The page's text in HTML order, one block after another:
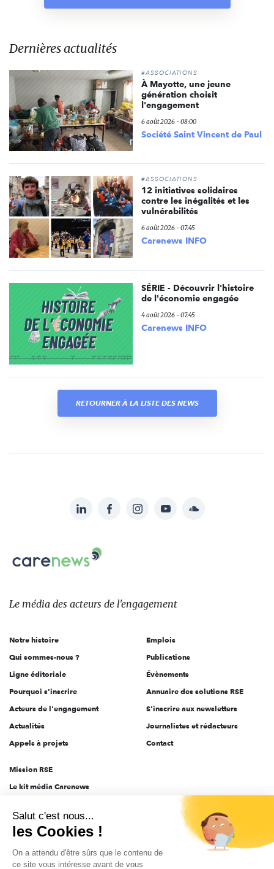
Dernières actualités
#ASSOCIATIONS
À Mayotte, une jeune
génération choisit
l'engagement
6 août 2026 - 08:00
Société Saint Vincent de Paul
#ASSOCIATIONS
12 initiatives solidaires
contre les inégalités et les
vulnérabilités
6 août 2026 - 07:45
Carenews INFO
SÉRIE - Découvrir l'histoire
de l'économie engagée
4 août 2026 - 07:45
Carenews INFO
RETOURNER À LA LISTE DES NEWS
sur:
LinkedInFacebookInstagramYouTubeSoundcloud
Carenews,
Le
des
l'engagement
Le média des acteurs de l'engagement
Notre histoire
Qui sommes-nous ?
Ligne éditoriale
Pourquoi s'inscrire
Acteurs de l'engagement
Actualités
Appels à projets
Emplois
Publications
Évènements
Annuaire des solutions RSE
S'inscrire aux newsletters
Journalistes et rédacteurs
Contact
Mission RSE
Le kit média Carenews
AEF info
Novethic
PRODURABLE
Salut c'est nous...
les Cookies !
On a attendu d'être sûrs que le contenu de
ce site vous intéresse avant de vous